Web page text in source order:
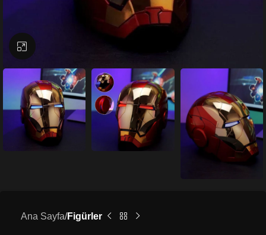
Büyütmek için tıklayın
Ana Sayfa Figürler